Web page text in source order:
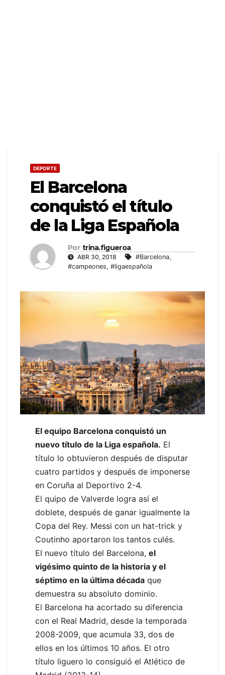
DEPORTE
El Barcelona
conquistó el título
de la Liga Española
Por trina.figueroa
ABR 30, 2018 #Barcelona,
#campeones, #ligaespañola
El equipo Barcelona conquistó un
nuevo título de la Liga española. El
título lo obtuvieron después de disputar
cuatro partidos y después de imponerse
en Coruña al Deportivo 2-4.
El quipo de Valverde logra así el
doblete, después de ganar igualmente la
Copa del Rey. Messi con un hat-trick y
Coutinho aportaron los tantos culés.
El nuevo título del Barcelona, el
vigésimo quinto de la historia y el
séptimo en la última década que
demuestra su absoluto dominio.
El Barcelona ha acortado su diferencia
con el Real Madrid, desde la temporada
2008-2009, que acumula 33, dos de
ellos en los últimos 10 años. El otro
título liguero lo consiguió el Atlético de